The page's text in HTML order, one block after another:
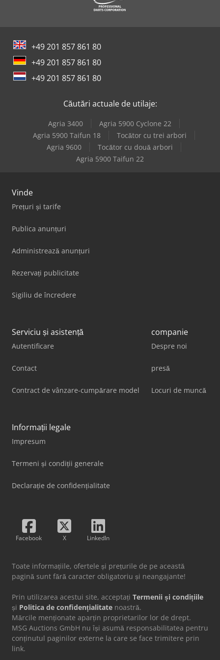
Mazak Hcn-5000
Mazak Quick Turn 200
Mazak Vtc-800/20Sr
Rausch Gratomat 2000
Vollmer Cmf 200
+49 201 857 861 80
+49 201 857 861 80
+49 201 857 861 80
Căutări actuale de utilaje:
Agria 3400
Agria 5900 Cyclone 22
Agria 5900 Taifun 18
Tocător cu trei arbori
Agria 9600
Tocător cu două arbori
Agria 5900 Taifun 22
Vinde
Prețuri și tarife
Publica anunțuri
Administrează anunțuri
Rezervați publicitate
Sigiliu de încredere
Serviciu și asistență
Autentificare
Contact
Contract de vânzare-cumpărare model
companie
Despre noi
presă
Locuri de muncă
Informații legale
Impresum
Termeni și condiții generale
Declarație de confidențialitate
Facebook X LinkedIn
Toate informațiile, ofertele și prețurile de pe această
pagină sunt fără caracter obligatoriu și neangajante!
Prin utilizarea acestui site, acceptați Termenii și condițiile
și Politica de confidențialitate noastră.
Mărcile menționate aparțin proprietarilor lor de drept.
MSG Auctions GmbH nu își asumă responsabilitatea pentru
conținutul paginilor externe la care se face trimitere prin
link.